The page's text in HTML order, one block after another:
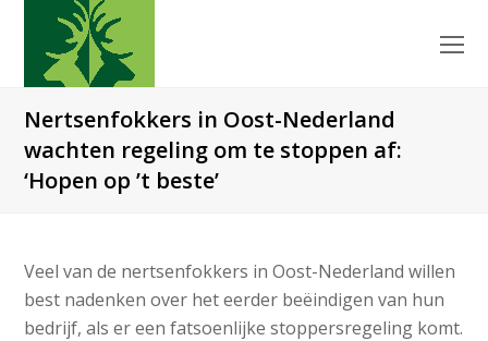
Nertsenfokkers in Oost-Nederland
wachten regeling om te stoppen af:
‘Hopen op ’t beste’
Veel van de nertsenfokkers in Oost-Nederland willen
best nadenken over het eerder beëindigen van hun
bedrijf, als er een fatsoenlijke stoppersregeling komt.